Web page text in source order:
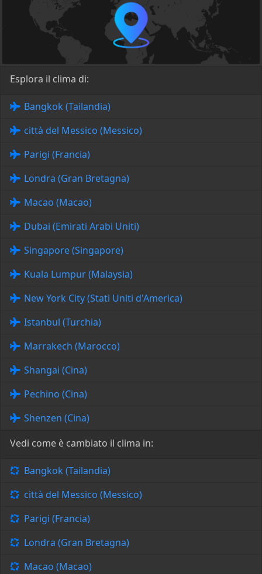
Esplora il clima di:
Bangkok (Tailandia)
città del Messico (Messico)
Parigi (Francia)
Londra (Gran Bretagna)
Macao (Macao)
Dubai (Emirati Arabi Uniti)
Singapore (Singapore)
Kuala Lumpur (Malaysia)
New York City (Stati Uniti d'America)
Istanbul (Turchia)
Marrakech (Marocco)
Shangai (Cina)
Pechino (Cina)
Shenzen (Cina)
Vedi come è cambiato il clima in:
Bangkok (Tailandia)
città del Messico (Messico)
Parigi (Francia)
Londra (Gran Bretagna)
Macao (Macao)